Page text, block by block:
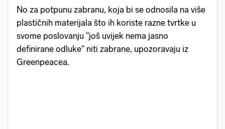
No za potpunu zabranu, koja bi se odnosila na više
plastičnih materijala što ih koriste razne tvrtke u
svome poslovanju "još uvijek nema jasno
definirane odluke" niti zabrane, upozoravaju iz
Greenpeacea.